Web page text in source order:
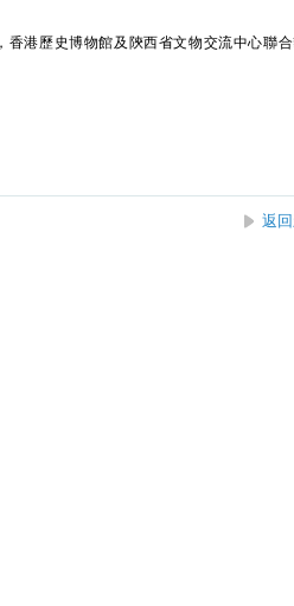
港歷史博物館及陝西省文物交流中心聯合
返